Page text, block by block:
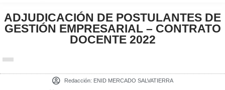
ADJUDICACIÓN DE POSTULANTES DE
GESTIÓN EMPRESARIAL – CONTRATO
DOCENTE 2022
Redacción: ENID MERCADO SALVATIERRA